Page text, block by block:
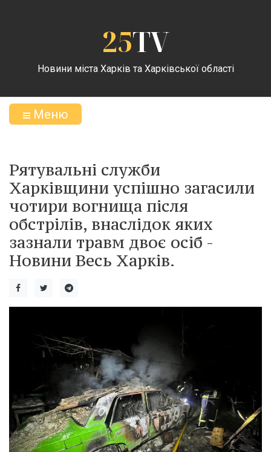
25TV
Новини міста Харків та Харківської області
Меню
Рятувальні служби
Харківщини успішно загасили
чотири вогнища після
обстрілів, внаслідок яких
зазнали травм двоє осіб -
Новини Весь Харків.